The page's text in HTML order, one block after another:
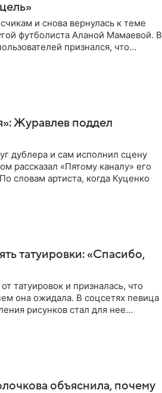
и снова вернулась к теме
футболиста Аланой Мамаевой. В
признался, что
Журавлев поддел
дублера и сам исполнил сцену
рассказал «Пятому каналу» его
словам артиста, когда Куценко
татуировки: «Спасибо,
татуировок и призналась, что
она ожидала. В соцсетях певица
рисунков стал для нее
объяснила, почему